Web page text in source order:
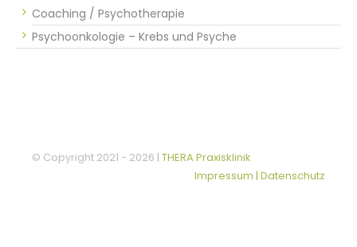
Coaching / Psychotherapie
Psychoonkologie – Krebs und Psyche
© Copyright 2021 - 2026 | THERA Praxisklinik
Impressum | Datenschutz